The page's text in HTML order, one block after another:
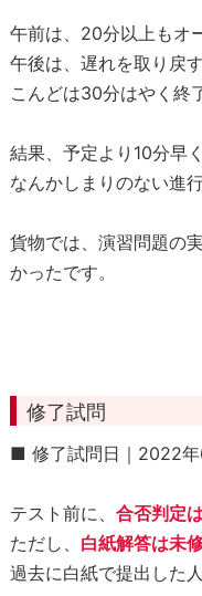
午前は、20分以上もオ
午後は、遅れを取り戻
こんどは30分はやく終
結果、予定より10分早
なんかしまりのない進行
貨物では、演習問題の
かったです。
修了試問
■ 修了試問日｜2022年
テスト前に、 合否判定
ただし、 白紙解答は未
過去に白紙で提出した